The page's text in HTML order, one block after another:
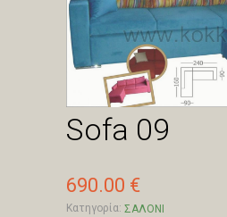
Sofa 09
690.00 €
Κατηγορία: ΣΑΛΟΝΙ